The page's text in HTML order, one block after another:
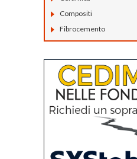
Compositi
Fibrocemento